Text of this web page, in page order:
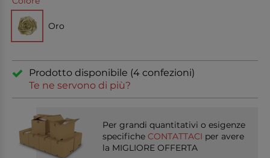
Oro
Prodotto disponibile (4 confezioni)
Te ne servono di più?
Per grandi quantitativi o esigenze
specifiche CONTATTACI per avere
la MIGLIORE OFFERTA